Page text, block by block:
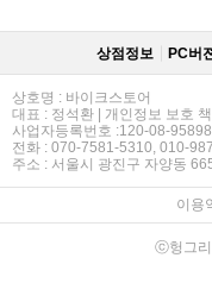
상점정보 PC버
상호명 : 바이크스토어
대표 : 정석환 | 개인정보 보호
사업자등록번호 :120-08-
전화 : 070-7581-5310, 010-
주소 : 서울시 광진구 자양동
이용
ⓒ헝그리